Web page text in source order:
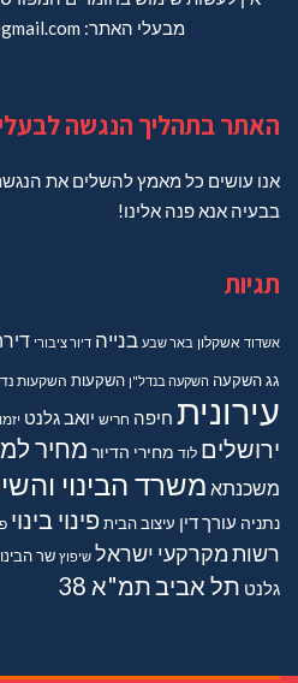
מבעלי האתר: avihai.zoomat@gmail.com
האתר בתהליך הנגשה לבעלי
אנו עושים כל מאמץ להשלים את
בבעיה אנא פנה אלינו!
תגיות
אשדוד אשקלון באר שבע בנייה דיור ציבורי
גגהשקעה השקעה בנדל"ן השקעות השקעות
עירונית חיפה חריש יואב גלנט
ירושלים לוד מחירי הדיור מחיר
משכנתא משרד הבינוי
נתניה עורך דין עיצוב הבית פינוי בינוי
רשות מקרקעי ישראל שיפוץ שר
גלנט תל אביב תמ"א 38